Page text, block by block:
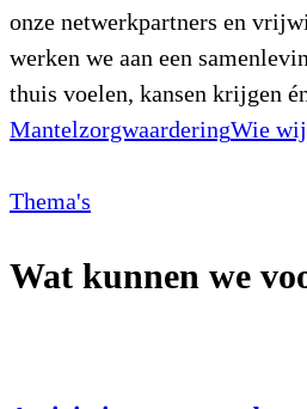
onze netwerkpartners en
werken we aan een
thuis voelen, kansen krijgen
MantelzorgwaarderingWie
Thema's
Wat kunnen we